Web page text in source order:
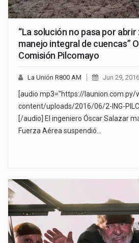
“La solución no pasa por abrir
manejo integral de cuencas”
Comisión Pilcomayo
La Unión R800 AM Jun 29, 2016
[audio mp3="https://launion.com.py/
content/uploads/2016/06/2-ING-
[/audio] El ingeniero Óscar Salazar
Fuerza Aérea suspendió…